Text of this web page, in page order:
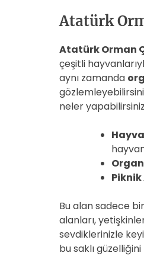
Atatürk
Atatürk Orman
çeşitli
aynı zamanda
neler
Piknik
Bu alan sadece
alanları,
sevdiklerinizle
bu saklı